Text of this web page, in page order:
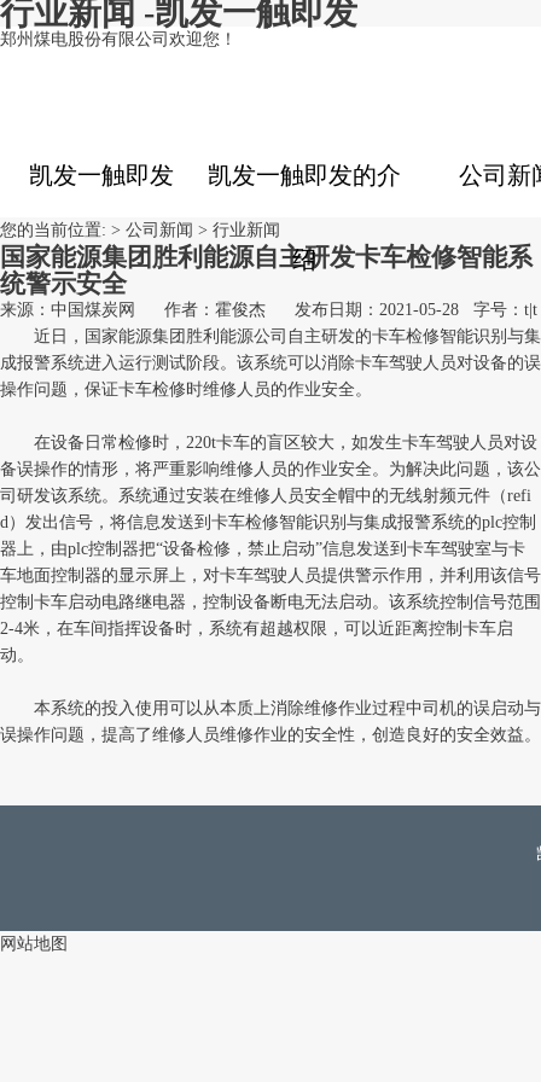
行业新闻 -凯发一触即发
郑州煤电股份有限公司欢迎您！
凯发一触即发 凯发一触即发的介
绍
公司新
您的当前位置: > 公司新闻 > 行业新闻
国家能源集团胜利能源自主研发卡车检修智能系
统警示安全
来源：中国煤炭网 作者：霍俊杰 发布日期：2021-05-28 字号： t t
近日，国家能源集团胜利能源公司自主研发的卡车检修智能识别与集
成报警系统进入运行测试阶段。该系统可以消除卡车驾驶人员对设备的误
操作问题，保证卡车检修时维修人员的作业安全。
在设备日常检修时，220t卡车的盲区较大，如发生卡车驾驶人员对设
备误操作的情形，将严重影响维修人员的作业安全。为解决此问题，该公
司研发该系统。系统通过安装在维修人员安全帽中的无线射频元件（refi
d）发出信号，将信息发送到卡车检修智能识别与集成报警系统的plc控制
器上，由plc控制器把“设备检修，禁止启动”信息发送到卡车驾驶室与卡
车地面控制器的显示屏上，对卡车驾驶人员提供警示作用，并利用该信号
控制卡车启动电路继电器，控制设备断电无法启动。该系统控制信号范围
2-4米，在车间指挥设备时，系统有超越权限，可以近距离控制卡车启
动。
本系统的投入使用可以从本质上消除维修作业过程中司机的误启动与
误操作问题，提高了维修人员维修作业的安全性，创造良好的安全效益。
网站地图